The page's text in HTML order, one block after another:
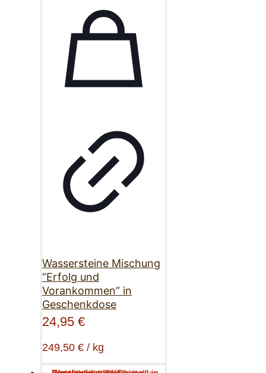
Wassersteine Mischung
“Erfolg und
Vorankommen” in
Geschenkdose
24,95 €
249,50 € / kg